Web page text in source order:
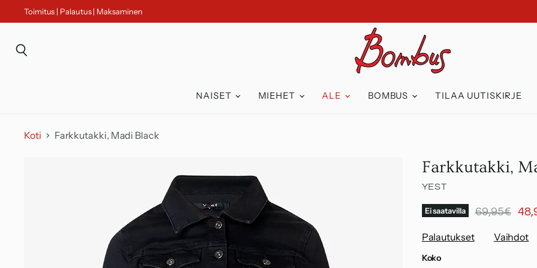
Toimitus | Palautus | Maksaminen
NAISET MIEHET ALE BOMBUS TILAA UUTISKIRJE
Koti Farkkutakki, Madi Black
Farkkutakki,
YEST
Ei saatavilla 69,95€
Palautukset Vaihdot
Koko